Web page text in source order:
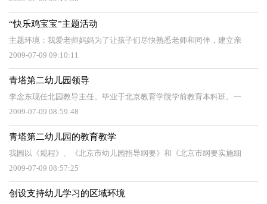
“快乐鸡宝宝”主题活动
主题环境：我爱老师妈妈为了让孩子们尽快熟悉老师和同伴，建立亲
2009-07-09 09:10:11
青塔第二幼儿园领导
李念东现任北园教导主任。毕业于北京教育学院学前教育本科班。一
2009-07-09 08:59:48
青塔第二幼儿园的教育教学
我园以《规程》、《北京市幼儿园指导纲要》和《北京市纲要实施细
2009-07-09 08:57:25
创设支持幼儿学习的区域环境